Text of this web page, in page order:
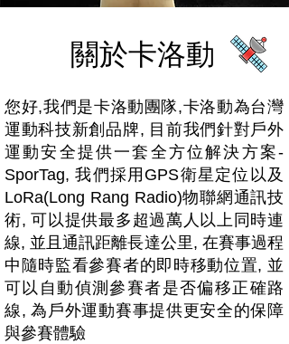
​關於卡洛動
您好,我們是卡洛動團隊,卡洛動為台灣
運動科技新創品牌, 目前我們針對戶外
運動安全提供一套全方位解決方案-
SporTag, 我們採用GPS衛星定位以及
LoRa(Long Rang Radio)物聯網通訊技
術, 可以提供最多超過萬人以上同時連
線, 並且通訊距離長達公里, 在賽事過程
中隨時監看參賽者的即時移動位置, 並
可以自動偵測參賽者是否偏移正確路
線, 為戶外運動賽事提供更安全的保障
與參賽體驗